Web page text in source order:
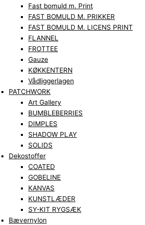
Fast bomuld m. Print
FAST BOMULD M. PRIKKER
FAST BOMULD M. LICENS PRINT
FLANNEL
FROTTEE
Gauze
KØKKENTERN
Vådliggerlagen
PATCHWORK
Art Gallery
BUMBLEBERRIES
DIMPLES
SHADOW PLAY
SOLIDS
Dekostoffer
COATED
GOBELINE
KANVAS
KUNSTLÆDER
SY-KIT RYGSÆK
Bævernylon